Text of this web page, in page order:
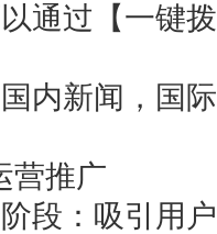
通过【一键
内新闻，国
营推广
段：吸引用